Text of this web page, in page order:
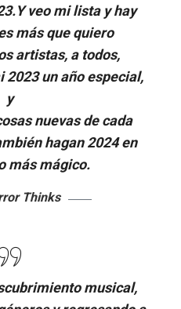
veo mi lista y hay
más que quiero
artistas, a todos,
un año especial,
y
nuevas de cada
hagan 2024 en
más mágico.
Thinks
musical,